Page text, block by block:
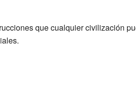
que cualquier civilización